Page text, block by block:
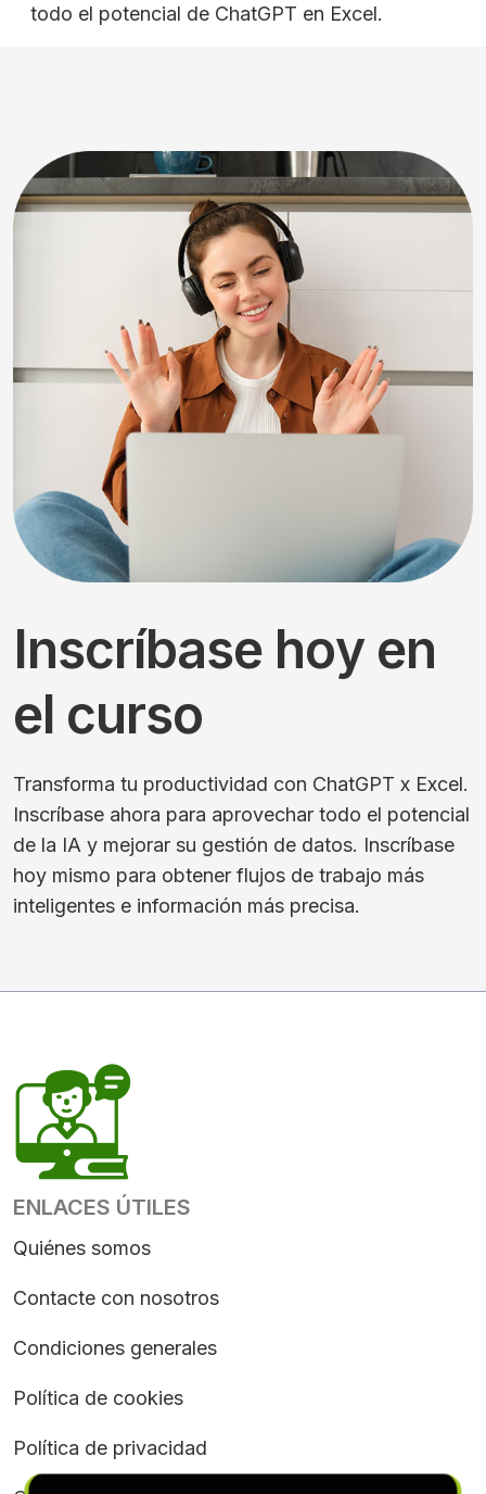
todo el potencial de ChatGPT en Excel.
Inscríbase hoy en
el curso
Transforma tu productividad con ChatGPT x Excel.
Inscríbase ahora para aprovechar todo el potencial
de la IA y mejorar su gestión de datos. Inscríbase
hoy mismo para obtener flujos de trabajo más
inteligentes e información más precisa.
ENLACES ÚTILES
Quiénes somos
Contacte con nosotros
Condiciones generales
Política de cookies
Política de privacidad